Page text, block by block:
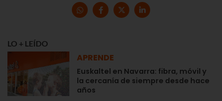
LO + LEÍDO
APRENDE
Euskaltel en Navarra: fibra, móvil y
la cercanía de siempre desde hace
años